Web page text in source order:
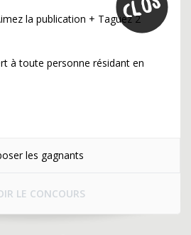
la publication + Taguez 2
à toute personne résidant en
les gagnants
LE CONCOURS